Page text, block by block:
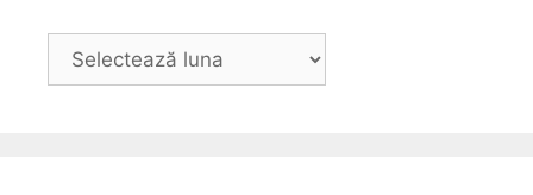
Arhiva